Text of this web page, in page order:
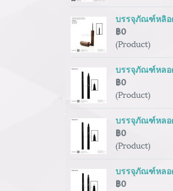
บรรจุภัณฑ์หลิอ
฿0
(Product)
บรรจุภัณฑ์หลอ
฿0
(Product)
บรรจุภัณฑ์หลอ
฿0
(Product)
บรรจุภัณฑ์หลอ
฿0